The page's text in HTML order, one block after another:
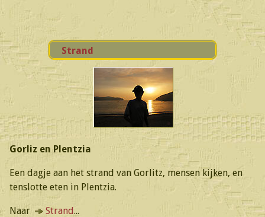
Strand
Gorliz en Plentzia
Een dagje aan het strand van Gorlitz, mensen kijken, en
tenslotte eten in Plentzia.
Naar Strand...